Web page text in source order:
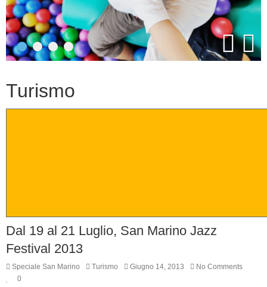
Turismo
Dal 19 al 21 Luglio, San Marino Jazz
Festival 2013
Speciale San Marino Turismo Giugno 14, 2013
No Comments
0